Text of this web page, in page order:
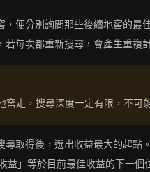
，便分別詢問那些後續地窖的
每次都重新搜尋，會產生重複
走，搜尋深度一定有限，不可
尋取得後，選出收益最大的起
益」等於目前最佳收益的下一個